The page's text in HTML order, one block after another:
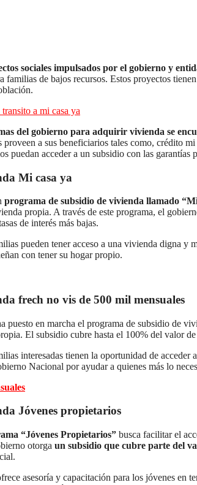
sociales impulsados por el gobierno y
familias de bajos recursos. Estos proyectos
del gobierno para adquirir vivienda se
proveen a sus beneficiarios tales como, crédito
puedan acceder a un subsidio con las garantías
Mi casa ya
programa de subsidio de vivienda llamado
propia. A través de este programa, el
de interés más bajas.
pueden tener acceso a una vivienda digna
con tener su hogar propio.
frech no vis de 500 mil mensuales
puesto en marcha el programa de subsidio de
El subsidio cubre hasta el 100% del valor
interesadas tienen la oportunidad de
Nacional por ayudar a quienes más lo
Jóvenes propietarios
“Jóvenes Propietarios” busca facilitar el
otorga un subsidio que cubre parte del
asesoría y capacitación para los jóvenes